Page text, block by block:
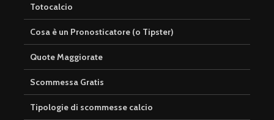
Totocalcio
Cosa è un Pronosticatore (o Tipster)
Quote Maggiorate
Scommessa Gratis
Tipologie di scommesse calcio